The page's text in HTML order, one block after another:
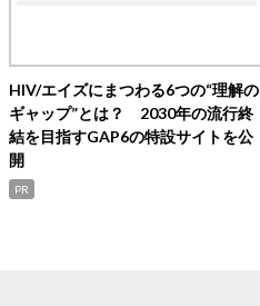
HIV/エイズにまつわる6つの“理解の
ギャップ”とは？ 2030年の流行終
結を目指すGAP6の特設サイトを公
開
PR